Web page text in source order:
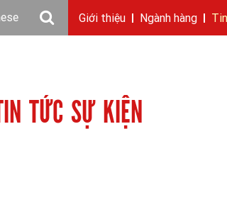
Giới thiệu Ngành hàng
TỨC SỰ KIỆN